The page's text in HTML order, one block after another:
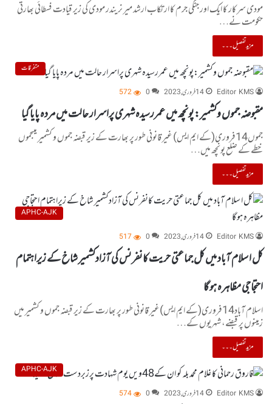
مودی سرکار کا ایک اور جنگی جرم کا ارتکاب ارشد میر نریندر مودی کی زیر قیادت فسطائی بھارتی
حکومت نے…
مزید تفصیل۔۔۔
متفرقات
Editor KMS
14 فروری, 2023 0
572
مقبوضہ جموں وکشمیر:پونچھ میں عمررسیدہ شہری پراسرار حالت میں مردہ پایا گیا
جموں14فروری(کے ایم ایس) غیر قانونی طور پر بھارت کے زیر قبضہ جموں و کشمیر میںجموں
خطے کے ضلع پونچھ میں…
مزید تفصیل۔۔۔
APHC-AJK
Editor KMS
14 فروری, 2023 0
517
کل ا سلام آباد میں کل جماعتی حریت کانفرنس کی آزادکشمیر شاخ کے زیراہتمام
احتجاجی مظاہرہ ہو گا
اسلام آباد14فروری(کے ایم ایس)غیر قانونی طور پر بھارت کے زیر قبضہ جموں و کشمیر میں
زمینوں پر قبضے، شہریوں کے…
مزید تفصیل۔۔۔
APHC-AJK
Editor KMS
14 فروری, 2023 0
574